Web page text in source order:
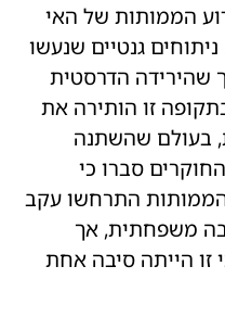
הממותות של האי
גנטיים שנעשו
שהירידה הדרסטית
זו הותירה את
בעולם שהשתנה
סברו כי
התרחשו עקב
משפחתית, אך
הייתה סיבה אחת